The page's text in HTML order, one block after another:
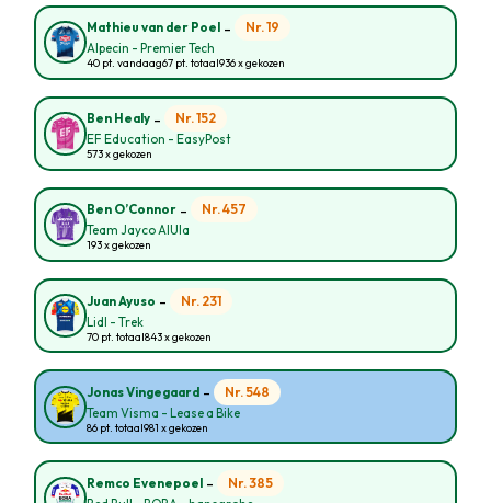
Mathieu van der Poel - Nr. 19
Alpecin - Premier Tech
40 pt. vandaag67 pt. totaal936 x gekozen
Ben Healy - Nr. 152
EF Education - EasyPost
573 x gekozen
Ben O’Connor - Nr. 457
Team Jayco AlUla
193 x gekozen
Juan Ayuso - Nr. 231
Lidl - Trek
70 pt. totaal843 x gekozen
Jonas Vingegaard - Nr. 548
Team Visma - Lease a Bike
86 pt. totaal981 x gekozen
Remco Evenepoel - Nr. 385